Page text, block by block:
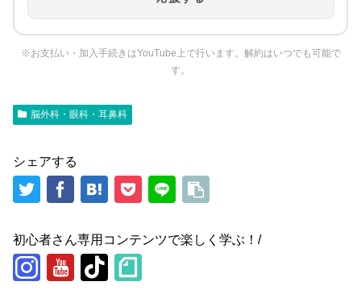
※お支払い・加入手続きはYouTube上で行います。解約はいつでも可能で
す。
脳外科・眼科・耳鼻科
シェアする
初心者さん専用コンテンツで楽しく学ぶ！/